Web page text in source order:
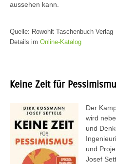
aussehen kann.
Quelle: Rowohlt Taschenbuch Verlag
Details im Online-Katalog
Keine Zeit für
Der
wird
und
und
Josef